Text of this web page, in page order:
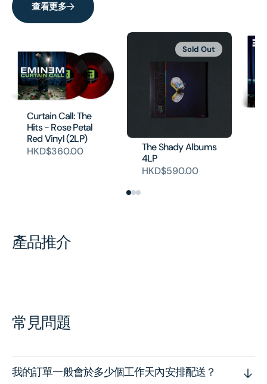
查看更多
Curtain Call: The
Hits - Rose Petal
Red Vinyl (2LP)
HKD$360.00
The Shady Albums
4LP
HKD$590.00
Sold Out
產品推介
常見問題
我的訂單一般會於多少個工作天內安排配送？